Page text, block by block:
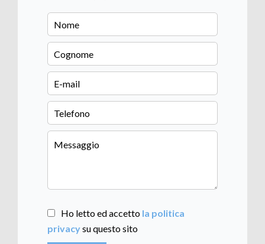
Ho letto ed accetto la politica
privacysu questo sito